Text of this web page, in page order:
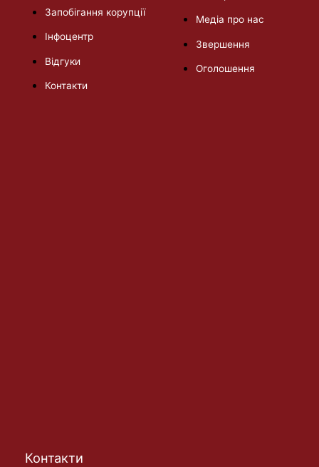
Запобігання корупції
Інфоцентр
Відгуки
Контакти
Медіа про нас
Звершення
Оголошення
Контакти